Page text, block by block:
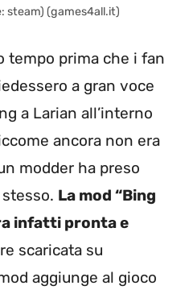
steam) (games4all.it)
tempo prima che i fan
a gran voce
a Larian all’interno
ancora non era
modder ha preso
La mod “Bing
infatti pronta e
scaricata su
aggiunge al gioco